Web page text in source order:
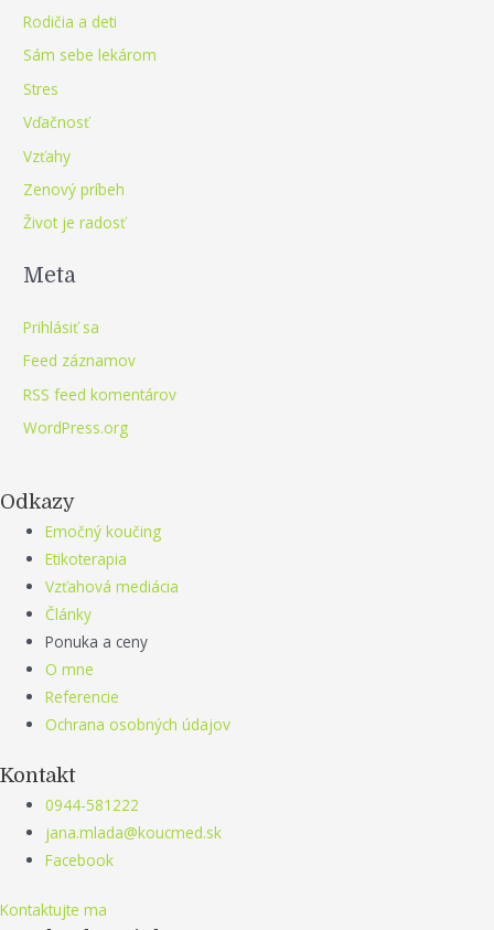
Rodičia a deti
Sám sebe lekárom
Stres
Vďačnosť
Vzťahy
Zenový príbeh
Život je radosť
Meta
Prihlásiť sa
Feed záznamov
RSS feed komentárov
WordPress.org
Odkazy
Emočný koučing
Etikoterapia
Vzťahová mediácia
Články
Ponuka a ceny
O mne
Referencie
Ochrana osobných údajov
Kontakt
0944-581222
jana.mlada@koucmed.sk
Facebook
Kontaktujte ma